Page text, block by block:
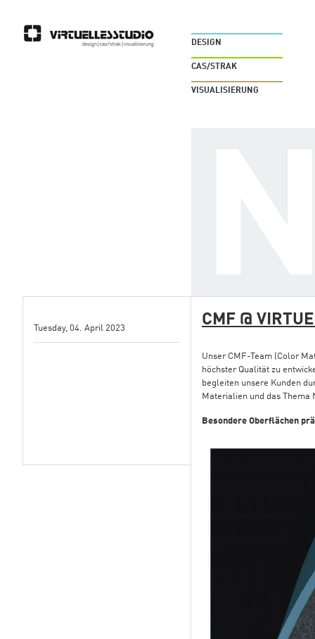
DESIGN
CAS/STRAK
VISUALISIERUNG
Tuesday, 04. April 2023 CMF @
Unser CMF-Team (Color
höchster Qualität zu
begleiten unsere Kunden
Materialien und das
Besondere Oberflächen